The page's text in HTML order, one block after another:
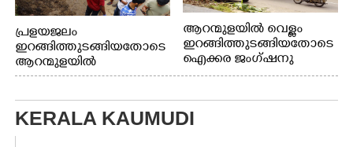
പ്രളയജലം
ഇറങ്ങിത്തുടങ്ങിയതോടെ
ആറന്മുളയിൽ
ഗ്രാമപഞ്ചായത്ത്
അംഗങ്ങളും
രാഷ്ട്രീയപ്രവത്തകരും
അടങ്ങുന്ന സംഘം
ആറന്മുളയിൽ വെള്ളം
ഇറങ്ങിത്തുടങ്ങിയതോടെ
ഐക്കര ജംഗ്ഷനു
സമീപത്തുനിന്ന്
കൊല്ലത്ത് നിന്ന് എത്തിയ
ബോട്ടുകൾ
KERALA KAUMUDI